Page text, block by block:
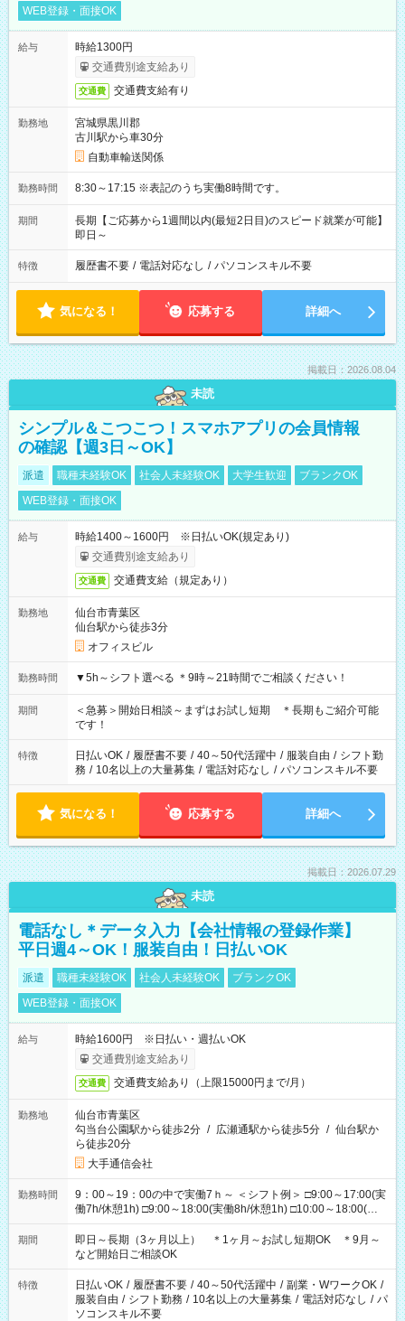
WEB登録・面接OK
給与
時給1300円
交通費別途支給あり
交通費 交通費支給有り
勤務地
宮城県黒川郡
古川駅から車30分
自動車輸送関係
勤務時間 8:30～17:15 ※表記のうち実働8時間です。
期間
長期【ご応募から1週間以内(最短2日目)のスピード就業が可能】
即日～
特徴 履歴書不要 / 電話対応なし / パソコンスキル不要
気になる！ 応募する 詳細へ
掲載日：2026.08.04
未読
シンプル＆こつこつ！スマホアプリの会員情報
の確認【週3日～OK】
派遣 職種未経験OK 社会人未経験OK 大学生歓迎
ブランクOK
WEB登録・面接OK
給与
時給1400～1600円 ※日払いOK(規定あり)
交通費別途支給あり
交通費 交通費支給（規定あり）
勤務地
仙台市青葉区
仙台駅から徒歩3分
オフィスビル
勤務時間 ▼5h～シフト選べる ＊9時～21時間でご相談ください！
期間
＜急募＞開始日相談～まずはお試し短期 ＊長期もご紹介可能
です！
特徴 日払いOK / 履歴書不要 / 40～50代活躍中 / 服装自由 / シフト勤
務 / 10名以上の大量募集 / 電話対応なし / パソコンスキル不要
気になる！ 応募する 詳細へ
掲載日：2026.07.29
未読
電話なし＊データ入力【会社情報の登録作業】
平日週4～OK！服装自由！日払いOK
派遣 職種未経験OK 社会人未経験OK
ブランクOK
WEB登録・面接OK
給与
時給1600円 ※日払い・週払いOK
交通費別途支給あり
交通費 交通費支給あり（上限15000円まで/月）
勤務地
仙台市青葉区
勾当台公園駅から徒歩2分 / 広瀬通駅から徒歩5分 / 仙台駅か
ら徒歩20分
大手通信会社
勤務時間
9：00～19：00の中で実働7ｈ～ ＜シフト例＞ □9:00～17:00(実
働7h/休憩1h) □9:00～18:00(実働8h/休憩1h) □10:00～18:00(実
働7h/休憩1h) □10:00～19:00(実働8h/休憩1h) ＊時間固定ＯＫ
期間
即日～長期（3ヶ月以上） ＊1ヶ月～お試し短期OK ＊9月～
など開始日ご相談OK
特徴 日払いOK / 履歴書不要 / 40～50代活躍中 / 副業・WワークOK /
服装自由 / シフト勤務 / 10名以上の大量募集 / 電話対応なし / パ
ソコンスキル不要